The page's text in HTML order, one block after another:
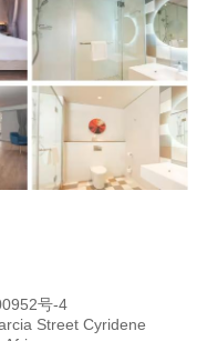
号-4
Street Cyridene